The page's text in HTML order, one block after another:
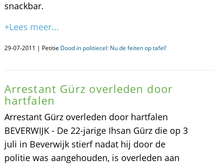
snackbar.
+Lees meer...
29-07-2011 | Petitie Dood in politiecel: Nu de feiten op tafel!
Arrestant Gürz overleden door
hartfalen
Arrestant Gürz overleden door hartfalen
BEVERWIJK - De 22-jarige Ihsan Gürz die op 3
juli in Beverwijk stierf nadat hij door de
politie was aangehouden, is overleden aan